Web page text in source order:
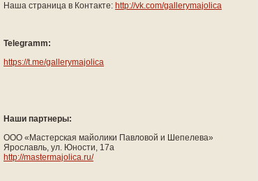
Наша страница в Контакте: http://vk.com/gallerymajolica
Telegramm:
https://t.me/gallerymajolica
Наши партнеры:
ООО «Мастерская майолики Павловой и Шепелева»
Ярославль, ул. Юности, 17а
http://mastermajolica.ru/